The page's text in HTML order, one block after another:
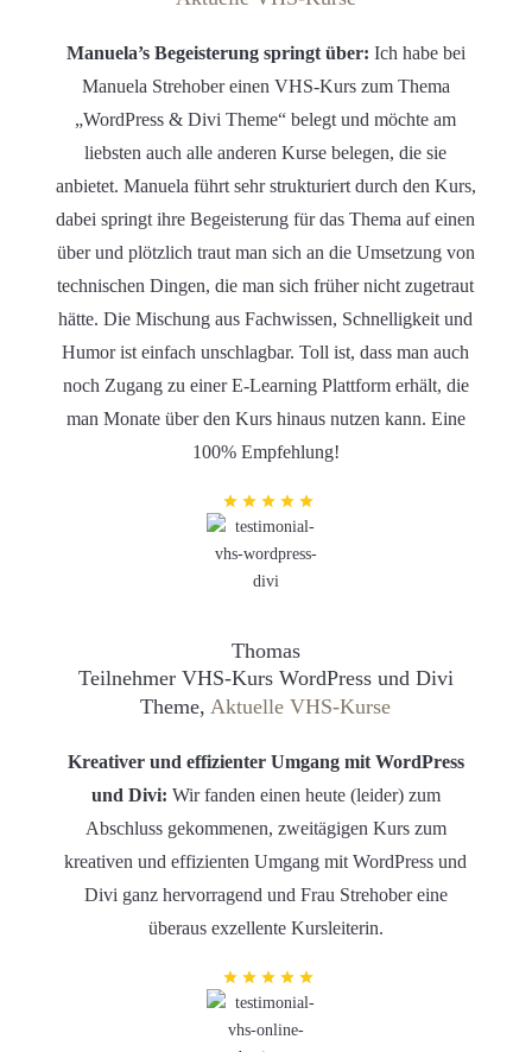
Manuela’s Begeisterung springt über: Ich habe bei
Manuela Strehober einen VHS-Kurs zum Thema
„WordPress & Divi Theme“ belegt und möchte am
liebsten auch alle anderen Kurse belegen, die sie
anbietet. Manuela führt sehr strukturiert durch den Kurs,
dabei springt ihre Begeisterung für das Thema auf einen
über und plötzlich traut man sich an die Umsetzung von
technischen Dingen, die man sich früher nicht zugetraut
hätte. Die Mischung aus Fachwissen, Schnelligkeit und
Humor ist einfach unschlagbar. Toll ist, dass man auch
noch Zugang zu einer E-Learning Plattform erhält, die
man Monate über den Kurs hinaus nutzen kann. Eine
100% Empfehlung!
Thomas
Teilnehmer VHS-Kurs WordPress und Divi
Theme, Aktuelle VHS-Kurse
Kreativer und effizienter Umgang mit WordPress
und Divi: Wir fanden einen heute (leider) zum
Abschluss gekommenen, zweitägigen Kurs zum
kreativen und effizienten Umgang mit WordPress und
Divi ganz hervorragend und Frau Strehober eine
überaus exzellente Kursleiterin.